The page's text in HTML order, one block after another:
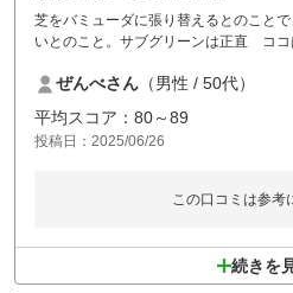
芝をバミューダに張り替えるとのこと
いとのこと。サブグリーンは正直 コ
いって感じです。 昨今の猛暑対策です
が終わるまでは敬遠します。
ぜんべさん （男性 / 50代）
平均スコア：80～89
投稿日：2025/06/26
この口コミは参考
続きを